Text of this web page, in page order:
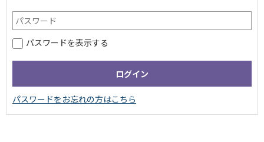
パスワードを表示する